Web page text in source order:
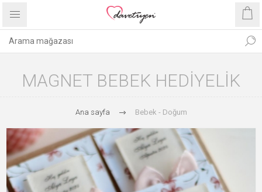
MAGNET BEBEK HEDIYELIK
Ana sayfa Bebek - Doğum